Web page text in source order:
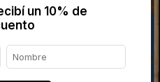
un 10% de